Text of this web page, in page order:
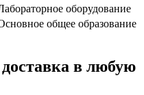
оборудование
общее образование
в любую